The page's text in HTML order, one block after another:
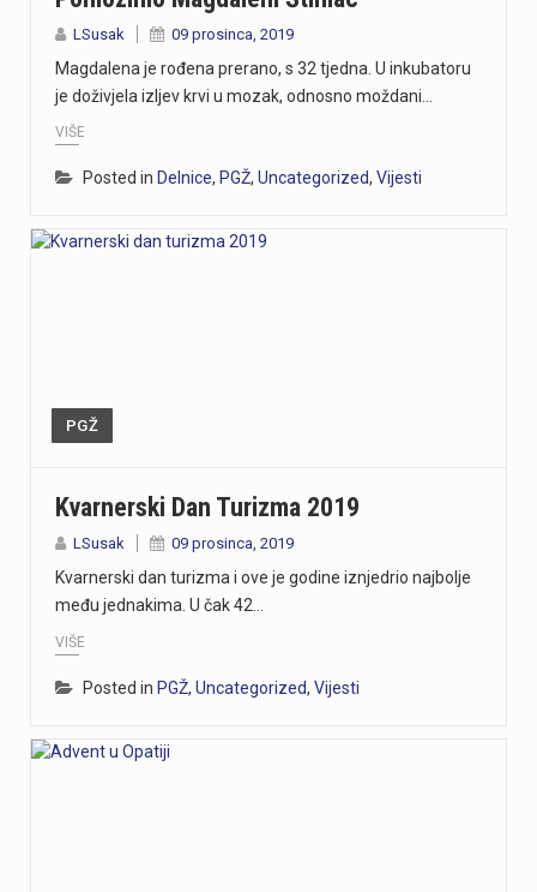
LSusak 09 prosinca, 2019
Magdalena je rođena prerano, s 32 tjedna. U inkubatoru
je doživjela izljev krvi u mozak, odnosno moždani…
VIŠE
Posted in Delnice, PGŽ, Uncategorized, Vijesti
PGŽ
Kvarnerski Dan Turizma 2019
LSusak 09 prosinca, 2019
Kvarnerski dan turizma i ove je godine iznjedrio najbolje
među jednakima. U čak 42…
VIŠE
Posted in PGŽ, Uncategorized, Vijesti